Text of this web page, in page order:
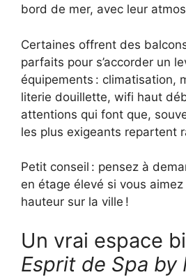
bord de mer, avec leur
Certaines offrent des
parfaits pour s’accorder un
équipements : climatisation,
literie douillette, wifi haut
attentions qui font que,
les plus exigeants repartent
Petit conseil : pensez à
en étage élevé si vous
hauteur sur la ville !
Un vrai espace
Esprit de Spa by